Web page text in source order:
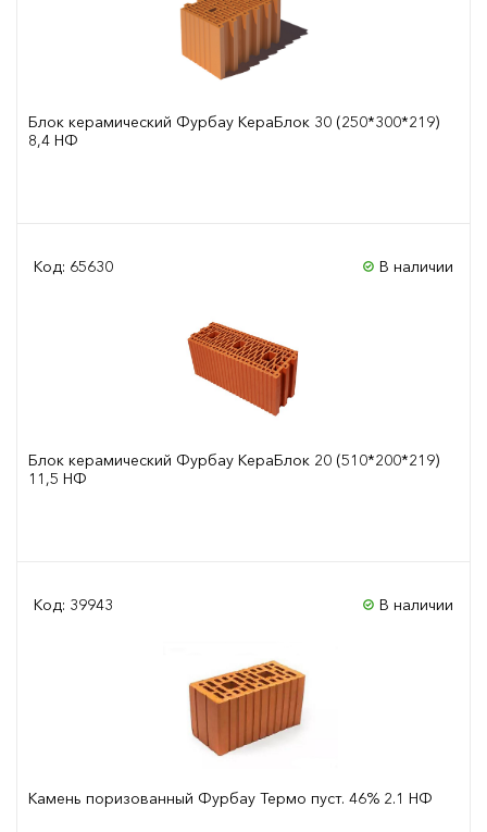
Блок керамический Фурбау КераБлок 30 (250*300*219)
8,4 НФ
Код: 65630 В наличии
Блок керамический Фурбау КераБлок 20 (510*200*219)
11,5 НФ
Код: 39943 В наличии
Камень поризованный Фурбау Термо пуст. 46% 2.1 НФ
Сравнить